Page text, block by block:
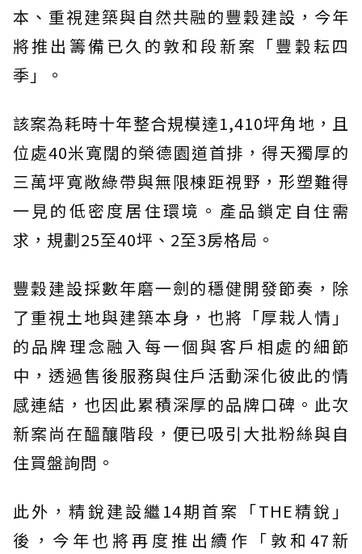
本、重視建築與自然共融的豐穀建設，今年
將推出籌備已久的敦和段新案「豐穀耘四
季」。
該案為耗時十年整合規模達1,410坪角地，且
位處40米寬闊的榮德園道首排，得天獨厚的
三萬坪寬敞綠帶與無限棟距視野，形塑難得
一見的低密度居住環境。產品鎖定自住需
求，規劃25至40坪、2至3房格局。
豐穀建設採數年磨一劍的穩健開發節奏，除
了重視土地與建築本身，也將「厚栽人情」
的品牌理念融入每一個與客戶相處的細節
中，透過售後服務與住戶活動深化彼此的情
感連結，也因此累積深厚的品牌口碑。此次
新案尚在醞釀階段，便已吸引大批粉絲與自
住買盤詢問。
此外，精銳建設繼14期首案「THE精銳」
後，今年也將再度推出續作「敦和47新